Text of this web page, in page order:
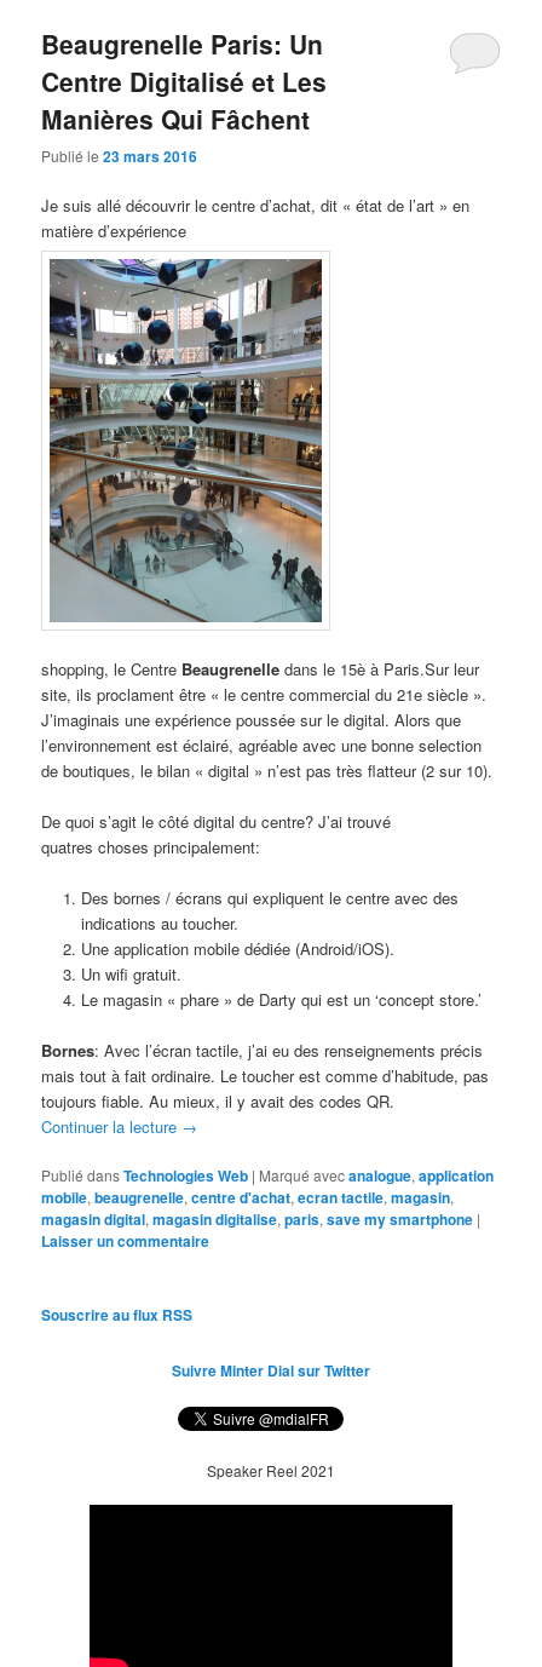
Beaugrenelle Paris: Un
Centre Digitalisé et Les
Manières Qui Fâchent
Publié le23 mars 2016
Je suis allé découvrir le centre d’achat, dit « état de l’art » en
matière d’expérience
shopping, le Centre Beaugrenelle dans le 15è à Paris.Sur leur
site, ils proclament être « le centre commercial du 21e siècle ».
J’imaginais une expérience poussée sur le digital. Alors que
l’environnement est éclairé, agréable avec une bonne selection
de boutiques, le bilan « digital » n’est pas très flatteur (2 sur 10).
De quoi s’agit le côté digital du centre? J’ai trouvé
quatres choses principalement:
Des bornes / écrans qui expliquent le centre avec des
indications au toucher.
Une application mobile dédiée (Android/iOS).
Un wifi gratuit.
Le magasin « phare » de Darty qui est un ‘concept store.’
Bornes: Avec l’écran tactile, j’ai eu des renseignements précis
mais tout à fait ordinaire. Le toucher est comme d’habitude, pas
toujours fiable. Au mieux, il y avait des codes QR.
Continuer la lecture →
Publié dansTechnologies Web | Marqué avecanalogue,application
mobile,beaugrenelle,centre d'achat,ecran tactile,magasin,
magasin digital,magasin digitalise,paris,save my smartphone |
Laisser un commentaire
Souscrire au flux RSS
Suivre Minter Dial sur Twitter
Speaker Reel 2021